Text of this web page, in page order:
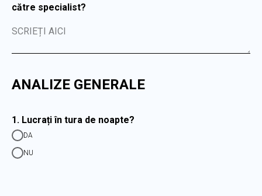
către specialist?
SCRIEȚI AICI
ANALIZE GENERALE
1. Lucrați în tura de noapte?
DA
NU